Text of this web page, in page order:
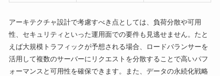
アーキテクチャ設計で考慮すべき点としては、負荷分散や可用
性、セキュリティといった運用面での要件も見逃せません。たと
えば大規模トラフィックが予想される場合、ロードバランサーを
活用して複数のサーバーにリクエストを分散することで高いパフ
ォーマンスと可用性を確保できます。また、データの永続化戦略